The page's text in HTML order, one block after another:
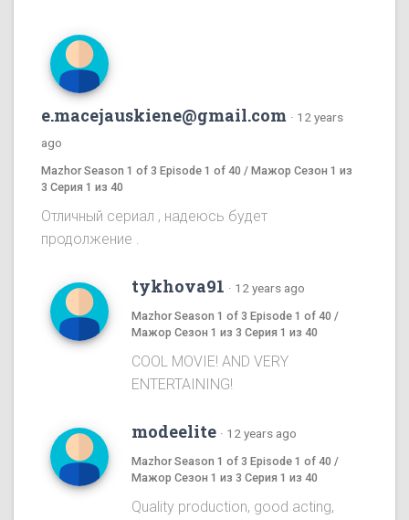
e.macejauskiene@gmail.com · 12 years
ago
Mazhor Season 1 of 3 Episode 1 of 40 / Мажор Сезон 1 из
3 Серия 1 из 40
Отличный сериал , надеюсь будет
продолжение .
tykhova91 · 12 years ago
Mazhor Season 1 of 3 Episode 1 of 40 /
Мажор Сезон 1 из 3 Серия 1 из 40
COOL MOVIE! AND VERY
ENTERTAINING!
modeelite · 12 years ago
Mazhor Season 1 of 3 Episode 1 of 40 /
Мажор Сезон 1 из 3 Серия 1 из 40
Quality production, good acting,